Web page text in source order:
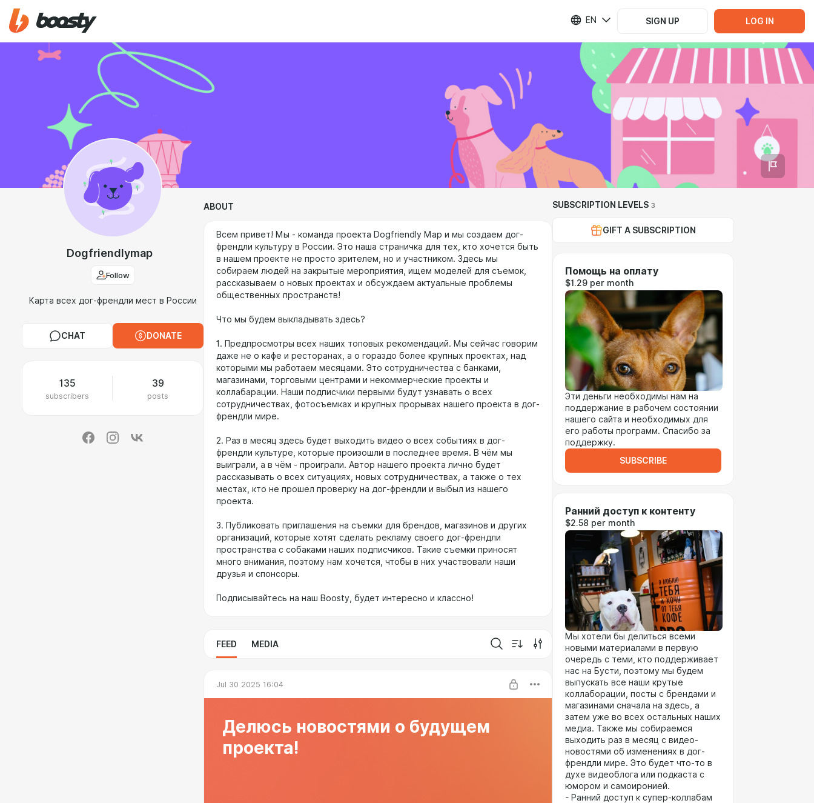
EN SIGN UP LOG IN
Dogfriendlymap
Follow
Карта всех дог-френдли мест в России
CHAT DONATE
135
subscribers
39
posts
ABOUT
Всем привет! Мы - команда проекта Dogfriendly Map и мы создаем дог-
френдли культуру в России. Это наша страничка для тех, кто хочется быть
в нашем проекте не просто зрителем, но и участником. Здесь мы
собираем людей на закрытые мероприятия, ищем моделей для съемок,
рассказываем о новых проектах и обсуждаем актуальные проблемы
общественных пространств!
Что мы будем выкладывать здесь?
1. Предпросмотры всех наших топовых рекомендаций. Мы сейчас говорим
даже не о кафе и ресторанах, а о гораздо более крупных проектах, над
которыми мы работаем месяцами. Это сотрудничества с банками,
магазинами, торговыми центрами и некоммерческие проекты и
коллабарации. Наши подписчики первыми будут узнавать о всех
сотрудничествах, фотосъемках и крупных прорывах нашего проекта в дог-
френдли мире.
2. Раз в месяц здесь будет выходить видео о всех событиях в дог-
френдли культуре, которые произошли в последнее время. В чём мы
выиграли, а в чём - проиграли. Автор нашего проекта лично будет
рассказывать о всех ситуациях, новых сотрудничествах, а также о тех
местах, кто не прошел проверку на дог-френдли и выбыл из нашего
проекта.
3. Публиковать приглашения на съемки для брендов, магазинов и других
организаций, которые хотят сделать рекламу своего дог-френдли
пространства с собаками наших подписчиков. Такие съемки приносят
много внимания, поэтому нам хочется, чтобы в них участвовали наши
друзья и спонсоры.
Подписывайтесь на наш Boosty, будет интересно и классно!
FEED MEDIA
Jul 30 2025 16:04
Делюсь новостями о будущем
проекта!
SUBSCRIPTION LEVELS 3
GIFT A SUBSCRIPTION
Помощь на оплату
$1.29 per month
Эти деньги необходимы нам на
поддержание в рабочем состоянии
нашего сайта и необходимых для
его работы программ. Спасибо за
поддержку.
SUBSCRIBE
Ранний доступ к контенту
$2.58 per month
Мы хотели бы делиться всеми
новыми материалами в первую
очередь с теми, кто поддерживает
нас на Бусти, поэтому мы будем
выпускать все наши крутые
коллаборации, посты с брендами и
магазинами сначала на здесь, а
затем уже во всех остальных наших
медиа. Также мы собираемся
выходить раз в месяц с видео-
новостями об изменениях в дог-
френдли мире. Это будет что-то в
духе видеоблога или подкаста с
юмором и самоиронией.
- Ранний доступ к супер-коллабам